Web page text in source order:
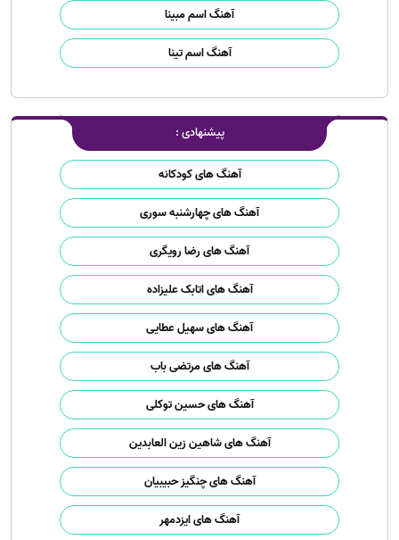
آهنگ اسم مبینا
آهنگ اسم تینا
پیشنهادی :
آهنگ های کودکانه
آهنگ های چهارشنبه سوری
آهنگ های رضا رویگری
آهنگ های اتابک علیزاده
آهنگ های سهیل عطایی
آهنگ های مرتضی باب
آهنگ های حسین توکلی
آهنگ های شاهین زین العابدین
آهنگ های چنگیز حبیبیان
آهنگ های ایزدمهر